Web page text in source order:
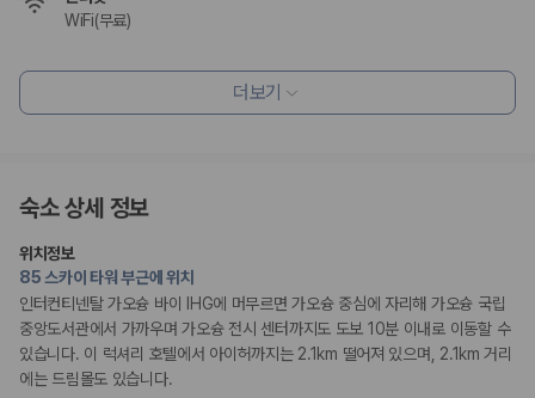
WiFi(무료)
엘리베이터
정수기
리셉션 서비스
드라이클리닝/세탁서비스
콘시어지 서비스
더보기
숙소 상세 정보
위치정보
85 스카이 타워 부근에 위치
인터컨티넨탈 가오슝 바이 IHG에 머무르면 가오슝 중심에 자리해 가오슝 국립
중앙도서관에서 가까우며 가오슝 전시 센터까지도 도보 10분 이내로 이동할 수
있습니다. 이 럭셔리 호텔에서 아이허까지는 2.1km 떨어져 있으며, 2.1km 거리
에는 드림몰도 있습니다.